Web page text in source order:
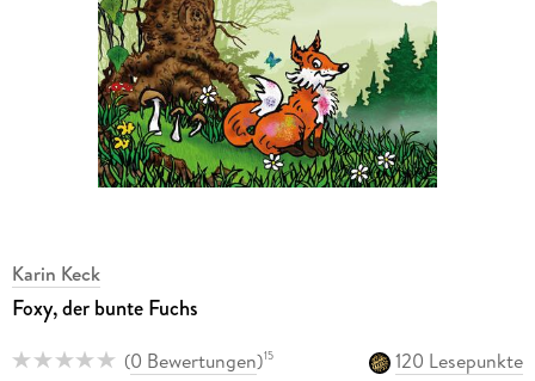
Karin Keck
Foxy, der bunte Fuchs
(0 Bewertungen)15
120 Lesepunkte